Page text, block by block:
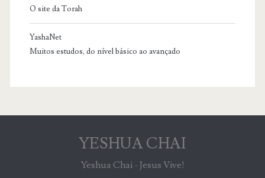
O site da Torah
YashaNet
Muitos estudos, do nível básico ao avançado
YESHUA CHAI
Yeshua Chai - Jesus Vive!